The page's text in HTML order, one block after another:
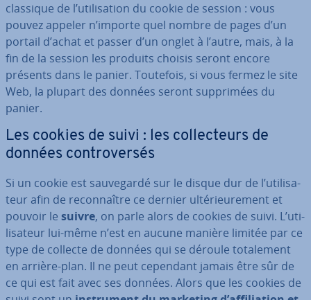
classique de l’uti­li­sa­tion du cookie de session : vous
pouvez appeler n’importe quel nombre de pages d’un
portail d’achat et passer d’un onglet à l’autre, mais, à la
fin de la session les produits choisis seront encore
présents dans le panier. Toutefois, si vous fermez le site
Web, la plupart des données seront sup­pri­mées du
panier.
Les cookies de suivi : les col­lec­teurs de
données con­tro­ver­sés
Si un cookie est sau­ve­gardé sur le disque dur de l’uti­li­sa­
teur afin de re­con­naître ce dernier ul­té­rieu­re­ment et
pouvoir le suivre, on parle alors de cookies de suivi. L’uti­
li­sa­teur lui-même n’est en aucune manière limitée par ce
type de collecte de données qui se déroule to­ta­le­ment
en arrière-plan. Il ne peut cependant jamais être sûr de
ce qui est fait avec ses données. Alors que les cookies de